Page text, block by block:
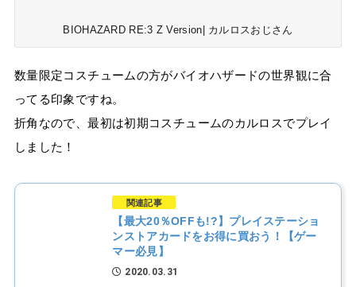
BIOHAZARD RE:3 Z Version| カルロスおじさん
数量限定コスチュームの方がバイオハザードの世界観に合
ってる印象ですね。
折角なので、最初は初期コスチュームのカルロスでプレイ
しました！
関連記事
【最大20％OFFも!?】プレイステーショ
ンストアカードをお得に買おう！【ゲー
マー必見】
2020.03.31